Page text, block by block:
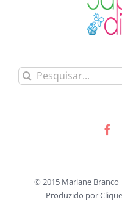
Buscar
© 2015 Mariane
Produzido por